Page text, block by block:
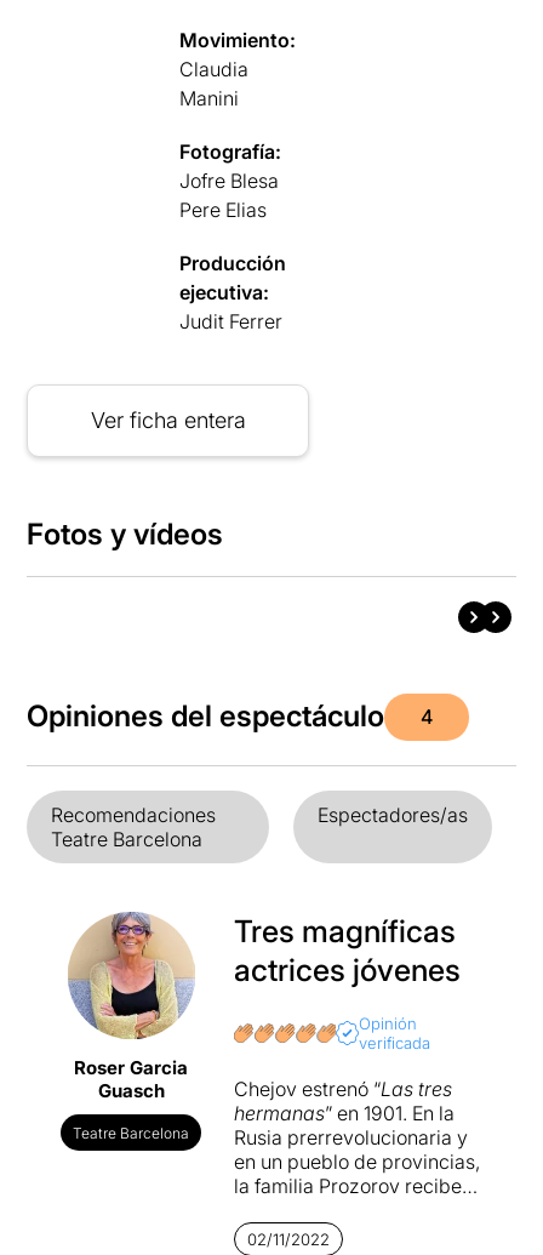
Movimiento:
Claudia
Manini
Fotografía:
Jofre Blesa
Pere Elias
Producción
ejecutiva:
Judit Ferrer
Ver ficha entera
Fotos y vídeos
Opiniones del espectáculo 4
Recomendaciones
Teatre Barcelona
Espectadores/as
Roser Garcia
Guasch
Teatre Barcelona
Tres magníficas
actrices jóvenes
Opinión
verificada
Chejov estrenó “Las tres
hermanas” en 1901. En la
Rusia prerrevolucionaria y
en un pueblo de provincias,
la familia Prozorov recibe
destacados en este lugar
02/11/2022